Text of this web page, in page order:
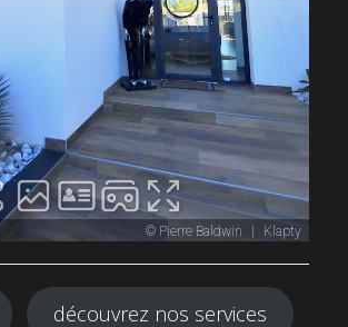
découvrez nos services